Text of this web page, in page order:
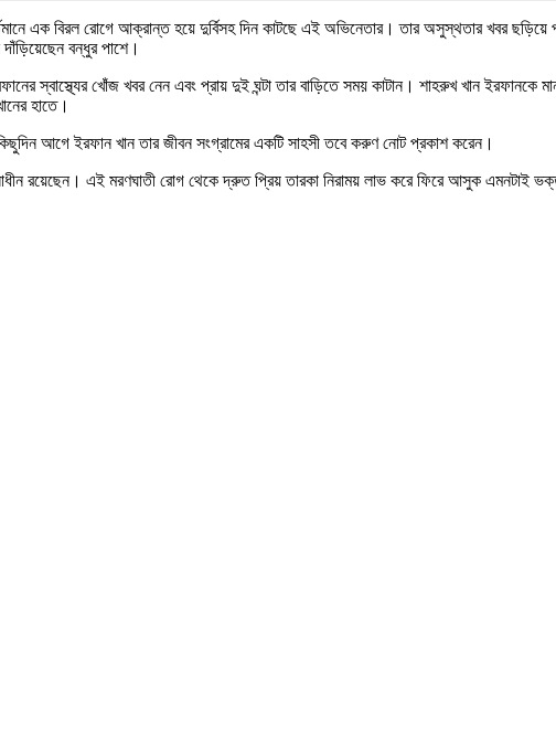
এক বিরল রোগে আক্রান্ত হয়ে দুর্বিসহ দিন কাটছে এই অভিনেতার। তার অসুস্থতার খবর ছড়িয়ে
বন্ধুর পাশে।
স্বাস্থ্যের খোঁজ খবর নেন এবং প্রায় দুই ঘন্টা তার বাড়িতে সময় কাটান। শাহরুখ খান ইরফানকে
হাতে।
আগে ইরফান খান তার জীবন সংগ্রামের একটি সাহসী তবে করুণ নোট প্রকাশ করেন।
রয়েছেন। এই মরণঘাতী রোগ থেকে দ্রুত প্রিয় তারকা নিরাময় লাভ করে ফিরে আসুক এমনটাই